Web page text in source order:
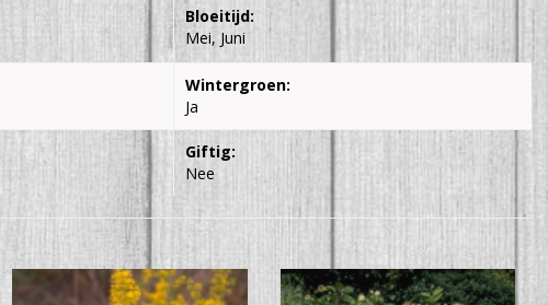
Bloeitijd:
Mei, Juni
Wintergroen:
Ja
Giftig:
Nee